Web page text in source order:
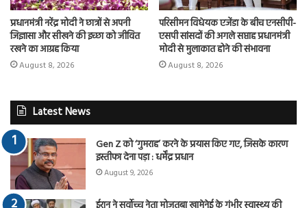
प्रधानमंत्री नरेंद्र मोदी ने छात्रों से अपनी
जिज्ञासा और सीखने की इच्छा को जीवित
रखने का आग्रह किया
August 8, 2026
परिसीमन विधेयक एजेंडा के बीच एनसीपी-
एसपी सांसदों की अगले सप्ताह प्रधानमंत्री
मोदी से मुलाकात होने की संभावना
August 8, 2026
Latest News
Gen Z को ‘गुमराह’ करने के प्रयास किए गए, जिसके कारण
इस्तीफा देना पड़ा : धर्मेंद्र प्रधान
August 9, 2026